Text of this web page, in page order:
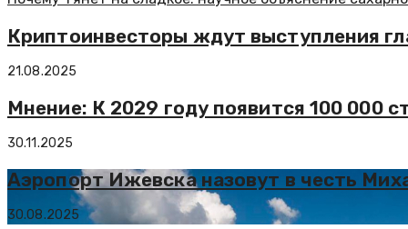
Криптоинвесторы ждут выступления
21.08.2025
Мнение: К 2029 году появится 100 000
30.11.2025
Аэропорт Ижевска назовут в честь
30.08.2025